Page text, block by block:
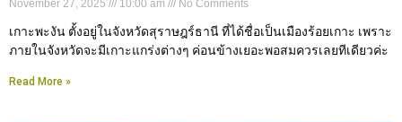
November 27, 2025 10:00 am No Comments
เกาะพะงัน ตั้งอยู่ในจังหวัดสุราษฎร์ธานี ที่ได้ชื่อเป็นเมืองร้อยเกาะ เพราะ
ภายในจังหวัดจะมีเกาะแกร่งต่างๆ ค่อนข้างเยอะพอสมควรเลยทีเดียวค่ะ
Read More »